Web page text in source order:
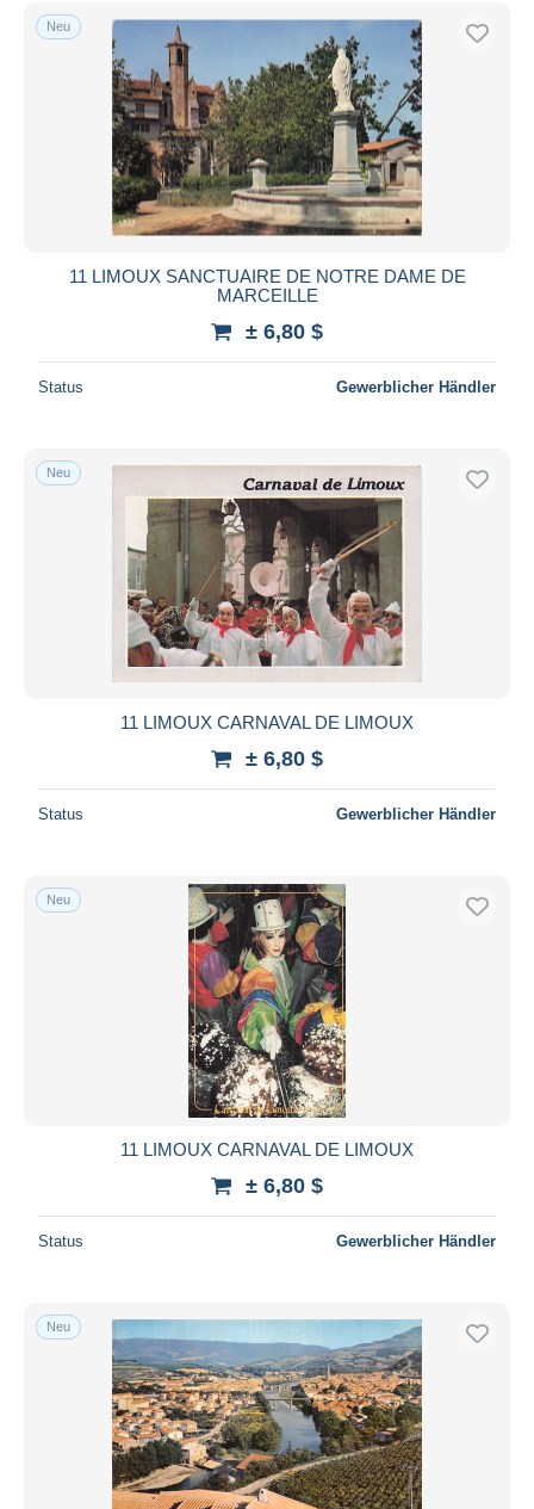
Kostenloser Versand
Zahlungsmethoden
PayPal
Banküberweisung
Visa
Mastercard
Bancontact
Gesamte Auswahl aufheben
Wohnsitz des Verkäufers
Übernehmen
Neu
11 LIMOUX SANCTUAIRE DE NOTRE DAME DE
MARCEILLE
± 6,80 $
Status Gewerblicher Händler
Neu
11 LIMOUX CARNAVAL DE LIMOUX
± 6,80 $
Status Gewerblicher Händler
Neu
11 LIMOUX CARNAVAL DE LIMOUX
± 6,80 $
Status Gewerblicher Händler
Neu